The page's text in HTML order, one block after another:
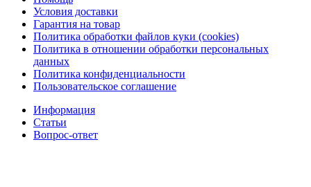
Условия доставки
Гарантия на товар
Политика обработки файлов куки (cookies)
Политика в отношении обработки персональных
данных
Политика конфиденциальности
Пользовательское соглашение
Информация
Статьи
Вопрос-ответ